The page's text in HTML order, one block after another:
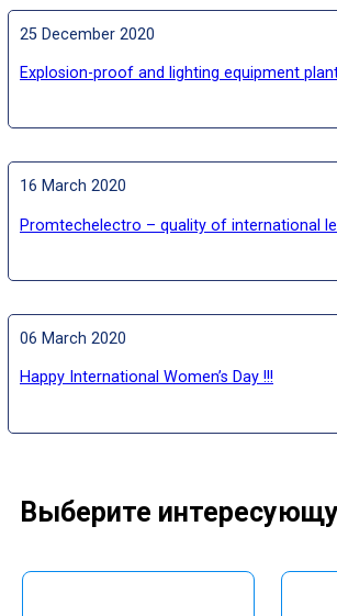
25 December 2020
16 March 2020
06 March 2020
Happy International Women’s Day !!!
Выберите